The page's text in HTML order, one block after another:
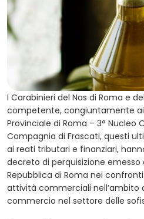
I Carabinieri del Nas di Roma e
competente, congiuntamente ai
Provinciale di Roma – 3° Nucleo
Compagnia di Frascati, questi
ai reati tributari e finanziari,
decreto di perquisizione emesso
Repubblica di Roma nei
attività commerciali nell’ambito
commercio nel settore delle